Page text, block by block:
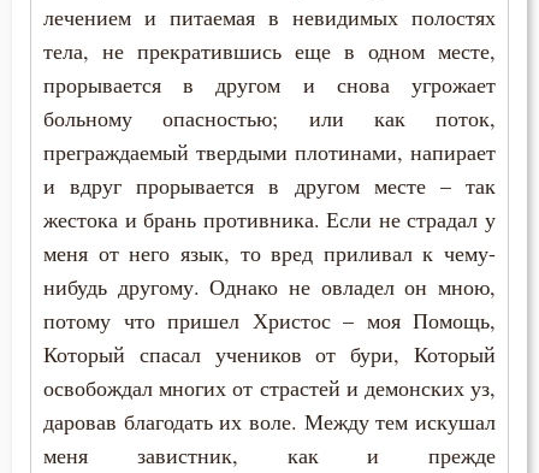
лечением и питаемая в невидимых полостях
тела, не прекратившись еще в одном месте,
прорывается в другом и снова угрожает
больному опасностью; или как поток,
преграждаемый твердыми плотинами, напирает
и вдруг прорывается в другом месте – так
жестока и брань противника. Если не страдал у
меня от него язык, то вред приливал к чему-
нибудь другому. Однако не овладел он мною,
потому что пришел Христос – моя Помощь,
Который спасал учеников от бури, Который
освобождал многих от страстей и демонских уз,
даровав благодать их воле. Между тем искушал
меня завистник, как и прежде